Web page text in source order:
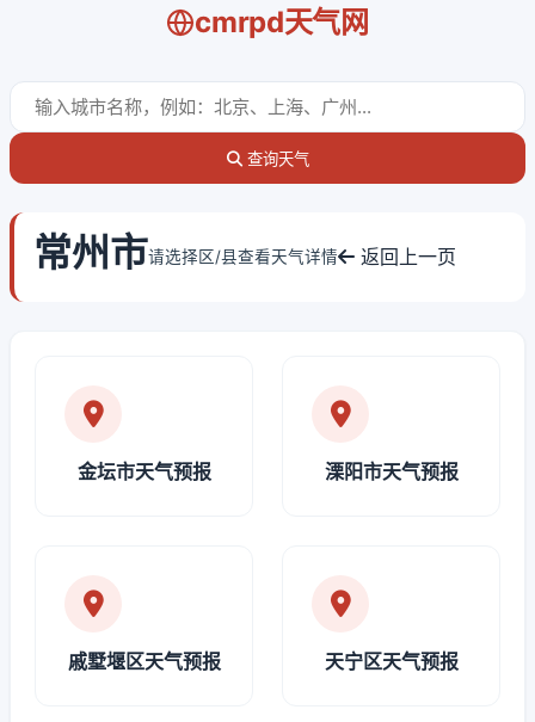
cmrpd天气网
查询天气
常州市请选择区/县查看天气详情 返回上一页
金坛市天气预报 溧阳市天气预报
戚墅堰区天气预报 天宁区天气预报